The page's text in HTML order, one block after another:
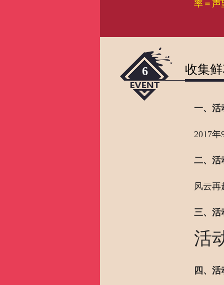
率＝声
6 收集
一、活
2017年
二、活
风云
三、活
活
四、